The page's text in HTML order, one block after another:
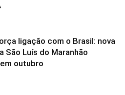
ligação com o Brasil: nova
São Luís do Maranhão
outubro